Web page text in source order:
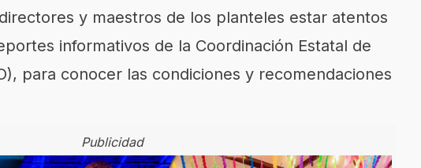
y maestros de los planteles estar atentos
informativos de la Coordinación Estatal de
para conocer las condiciones y recomendaciones
Publicidad